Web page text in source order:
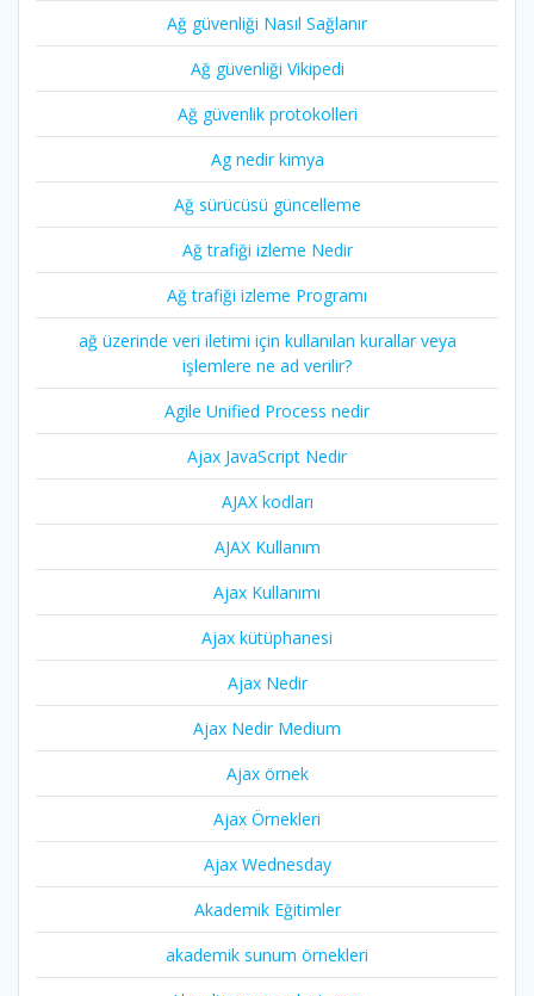
Ağ güvenliği Nasıl Sağlanır
Ağ güvenliği Vikipedi
Ağ güvenlik protokolleri
Ag nedir kimya
Ağ sürücüsü güncelleme
Ağ trafiği izleme Nedir
Ağ trafiği izleme Programı
ağ üzerinde veri iletimi için kullanılan kurallar veya
işlemlere ne ad verilir?
Agile Unified Process nedir
Ajax JavaScript Nedir
AJAX kodları
AJAX Kullanım
Ajax Kullanımı
Ajax kütüphanesi
Ajax Nedir
Ajax Nedir Medium
Ajax örnek
Ajax Örnekleri
Ajax Wednesday
Akademik Eğitimler
akademik sunum örnekleri